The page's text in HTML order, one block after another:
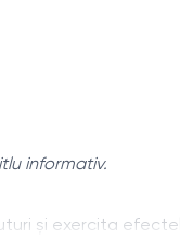
informativ.
și exercita